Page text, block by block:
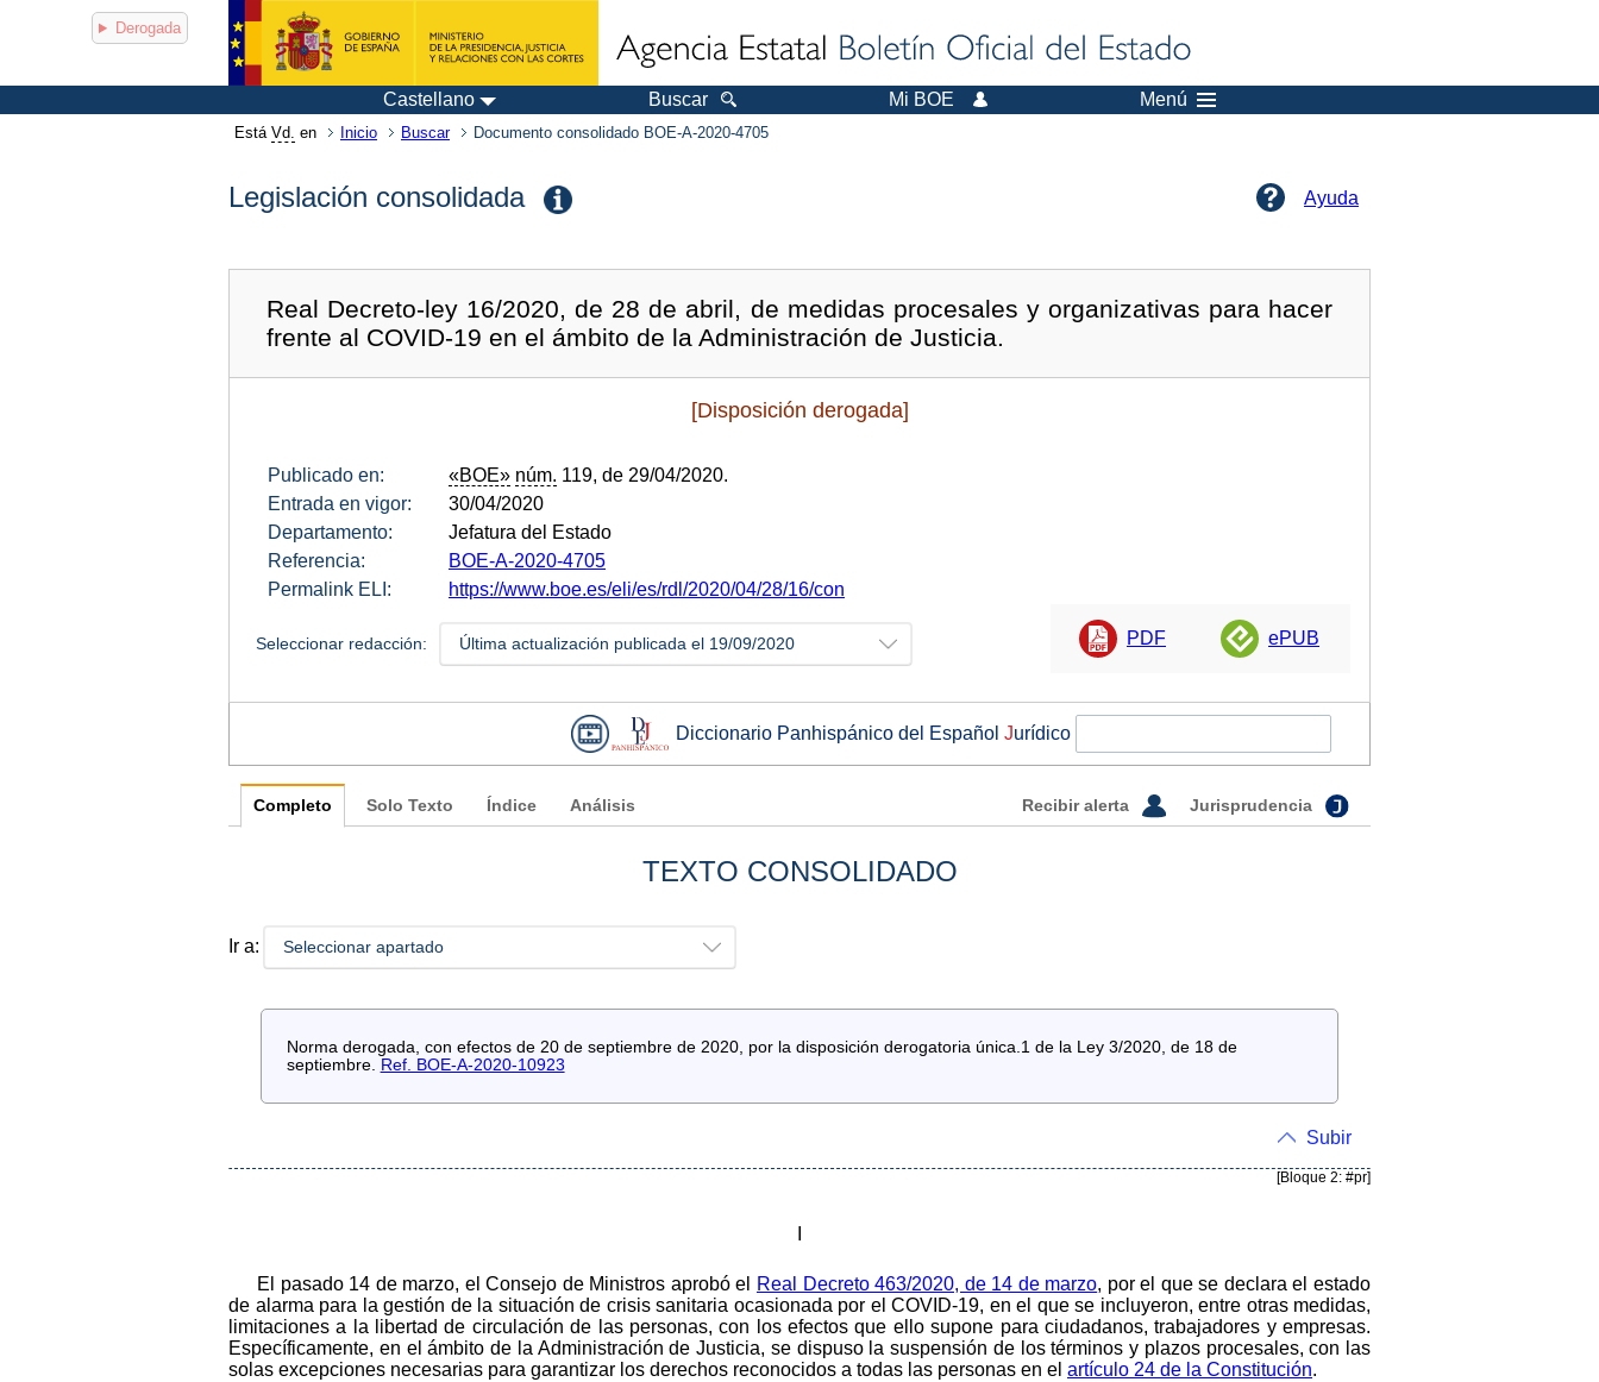
Castellano Buscar Mi BOE Menú
Está Vd. en Inicio Buscar Documento consolidado BOE-A-2020-4705
Legislación consolidada Ayuda
Real Decreto-ley 16/2020, de 28 de abril, de medidas procesales y organizativas para hacer
frente al COVID-19 en el ámbito de la Administración de Justicia.
[Disposición derogada]
Publicado en: «BOE» núm. 119, de 29/04/2020.
Entrada en vigor:
30/04/2020
Departamento:
Jefatura del Estado
Referencia:
BOE-A-2020-4705
Permalink ELI:
https://www.boe.es/eli/es/rdl/2020/04/28/16/con
Seleccionar redacción: Última actualización publicada el 19/09/2020 PDF ePUB
Diccionario Panhispánico del Español Jurídico
Completo Solo Texto Índice Análisis Jurisprudencia
Recibir alerta
Derogada
TEXTO CONSOLIDADO
Ir a: Seleccionar apartado
Norma derogada, con efectos de 20 de septiembre de 2020, por la disposición derogatoria única.1 de la Ley 3/2020, de 18 de
septiembre. Ref. BOE-A-2020-10923
Subir
[Bloque 2: #pr]
El pasado 14 de marzo, el Consejo de Ministros aprobó el Real Decreto 463/2020, de 14 de marzo, por el que se declara el estado
de alarma para la gestión de la situación de crisis sanitaria ocasionada por el COVID-19, en el que se incluyeron, entre otras medidas,
limitaciones a la libertad de circulación de las personas, con los efectos que ello supone para ciudadanos, trabajadores y empresas.
Específicamente, en el ámbito de la Administración de Justicia, se dispuso la suspensión de los términos y plazos procesales, con las
solas excepciones necesarias para garantizar los derechos reconocidos a todas las personas en el artículo 24 de la Constitución.